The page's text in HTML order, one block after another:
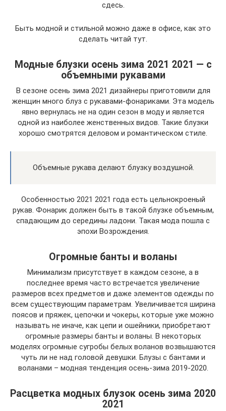
сдесь.
Быть модной и стильной можно даже в офисе, как это
сделать читай тут.
Модные блузки осень зима 2021 2021 — с
объемными рукавами
В сезоне осень зима 2021 дизайнеры приготовили для
женщин много блуз с рукавами-фонариками. Эта модель
явно вернулась не на один сезон в моду и является
одной из наиболее женственных видов. Такие блузки
хорошо смотрятся деловом и романтическом стиле.
Объемные рукава делают блузку воздушной.
Особенностью 2021 2021 года есть цельнокроеный
рукав. Фонарик должен быть в такой блузке объемным,
спадающим до середины ладони. Такая мода пошла с
эпохи Возрождения.
Огромные банты и воланы
Минимализм присутствует в каждом сезоне, а в
последнее время часто встречается увеличение
размеров всех предметов и даже элементов одежды по
всем существующим параметрам. Увеличивается ширина
поясов и пряжек, цепочки и чокеры, которые уже можно
называть не иначе, как цепи и ошейники, приобретают
огромные размеры банты и воланы. В некоторых
моделях огромные сугробы белых воланов возвышаются
чуть ли не над головой девушки. Блузы с бантами и
воланами – модная тенденция осень-зима 2019-2020.
Расцветка модных блузок осень зима 2020
2021